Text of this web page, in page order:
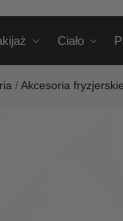
Ciało
/Akcesoria fryzjerskie